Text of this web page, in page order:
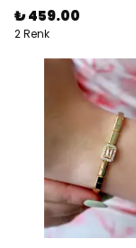
₺ 459.00
2 Renk